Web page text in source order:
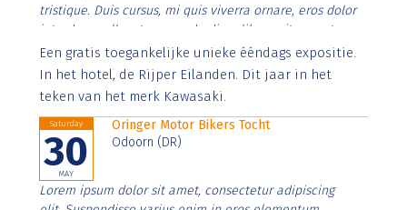
tristique. Duis cursus, mi quis viverra ornare, eros dolor
interdum nulla, ut commodo diam libero vitae erat.
Aenean faucibus nibh et justo cursus id rutrum lorem
imperdiet. Nunc ut sem vitae risus tristique posuere.
Een gratis toegankelijke unieke ééndags expositie.
In het hotel, de Rijper Eilanden. Dit jaar in het
teken van het merk Kawasaki.
Saturday
30
MAY
Oringer Motor Bikers Tocht
Odoorn (DR)
Lorem ipsum dolor sit amet, consectetur adipiscing